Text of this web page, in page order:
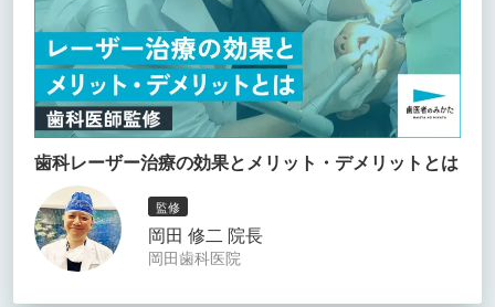
歯科レーザー治療の効果とメリット・デメリットとは
監修
岡田 修二 院長
岡田歯科医院